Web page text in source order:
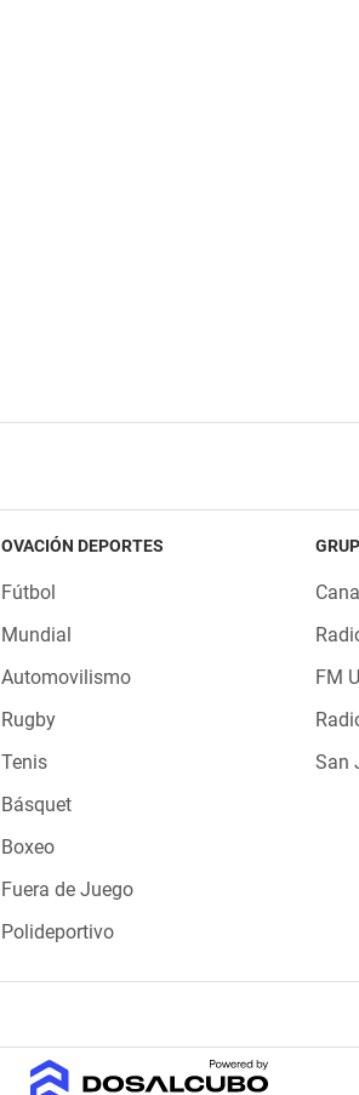
OVACIÓN DEPORTES
Fútbol
Mundial
Automovilismo
Rugby
Tenis
Básquet
Boxeo
Fuera de Juego
Polideportivo
FM
San